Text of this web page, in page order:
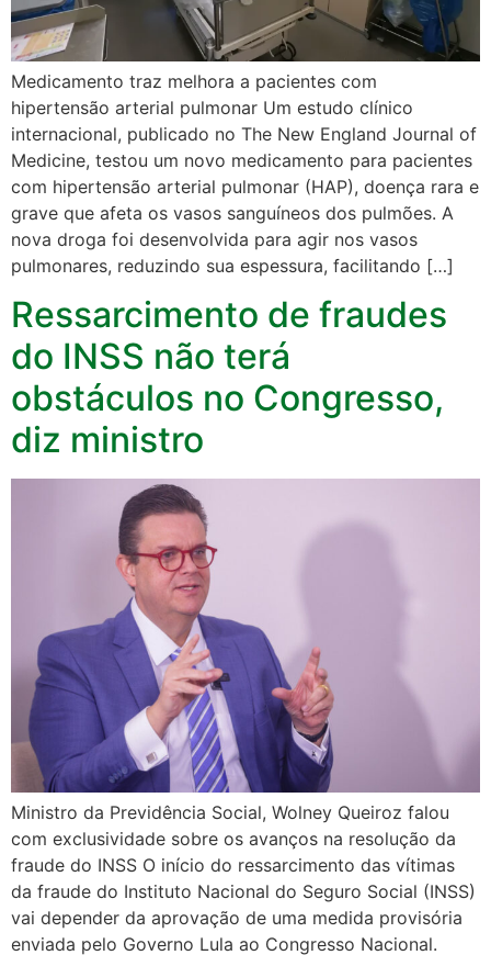
Medicamento traz melhora a pacientes com
hipertensão arterial pulmonar Um estudo clínico
internacional, publicado no The New England Journal of
Medicine, testou um novo medicamento para pacientes
com hipertensão arterial pulmonar (HAP), doença rara e
grave que afeta os vasos sanguíneos dos pulmões. A
nova droga foi desenvolvida para agir nos vasos
pulmonares, reduzindo sua espessura, facilitando […]
Ressarcimento de fraudes
do INSS não terá
obstáculos no Congresso,
diz ministro
Ministro da Previdência Social, Wolney Queiroz falou
com exclusividade sobre os avanços na resolução da
fraude do INSS O início do ressarcimento das vítimas
da fraude do Instituto Nacional do Seguro Social (INSS)
vai depender da aprovação de uma medida provisória
enviada pelo Governo Lula ao Congresso Nacional.